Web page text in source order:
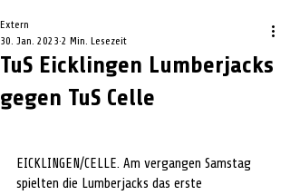
TuS Eicklingen Lumberjacks
gegen TuS Celle
Extern
30. Jan. 2023 2 Min. Lesezeit
EICKLINGEN/CELLE. Am vergangen Samstag
spielten die Lumberjacks das erste